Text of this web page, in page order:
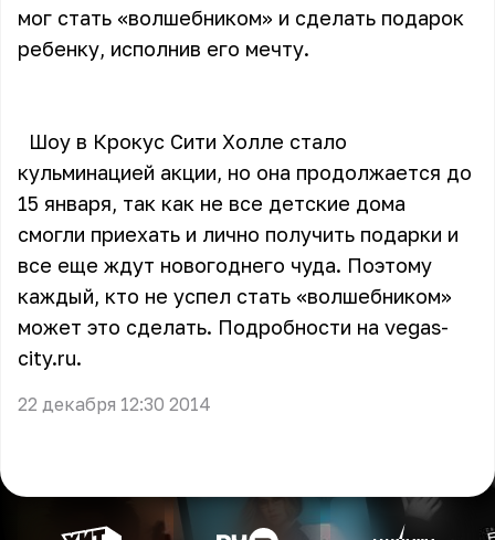
мог стать «волшебником» и сделать подарок
ребенку, исполнив его мечту.
Шоу в Крокус Сити Холле стало
кульминацией акции, но она продолжается до
15 января, так как не все детские дома
смогли приехать и лично получить подарки и
все еще ждут новогоднего чуда. Поэтому
каждый, кто не успел стать «волшебником»
может это сделать. Подробности на vegas-
city.ru.
22 декабря 12:30 2014